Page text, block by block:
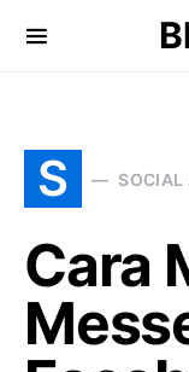
S SOCIAL
Cara